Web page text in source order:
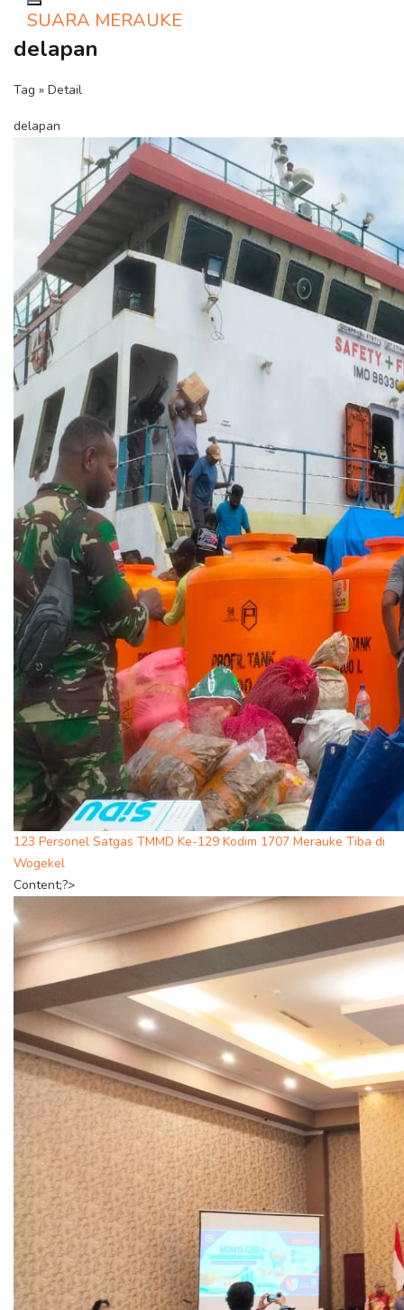
Toggle navigation
SUARA MERAUKE
delapan
Tag » Detail
delapan
123 Personel Satgas TMMD Ke-129 Kodim 1707 Merauke Tiba di
Wogekel
Content;?>